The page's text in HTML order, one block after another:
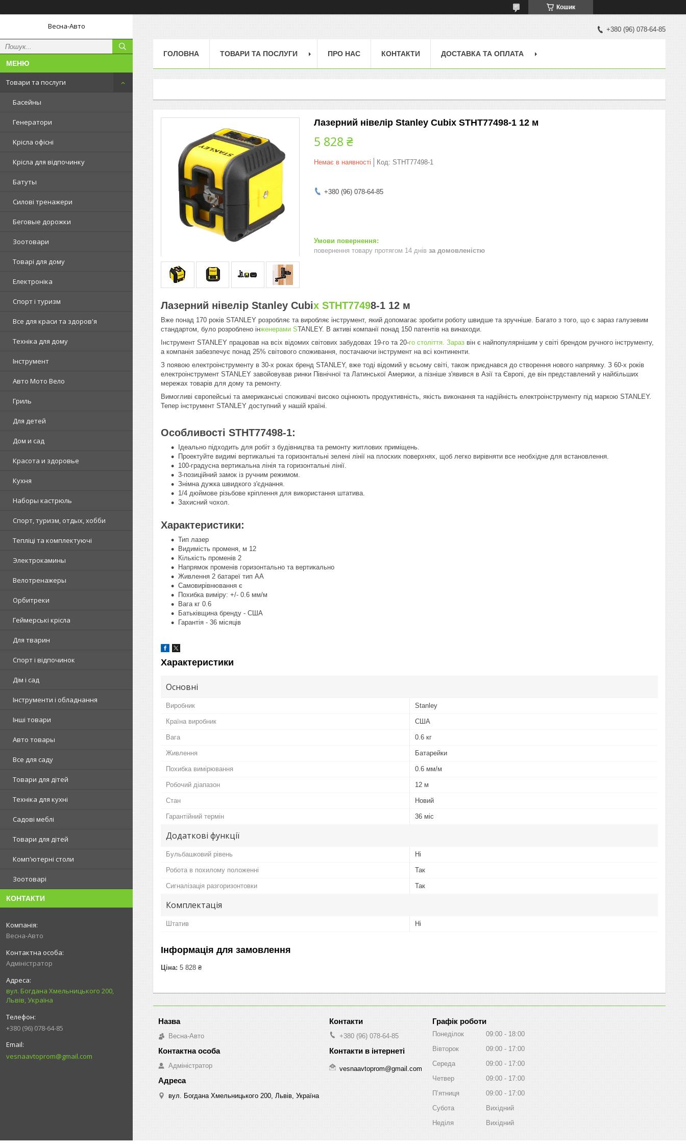
Кошик
Весна-Авто
Товари та послуги
Басейны
Генератори
Kрісла oфісні
Крісла для відпочинку
Батуты
Силові тренажери
Беговые дорожки
Зоотовари
Товарі для дому
Електроніка
Спорт і туризм
Все для краси та здоров'я
Техніка для дому
Інструмент
Авто Мото Вело
Гриль
Для детей
Дом и сад
Красота и здоровье
Кухня
Наборы кастрюль
Спорт, туризм, отдых, хобби
Тепліці та комплектуючі
Электрокамины
Велотренажеры
Орбитреки
Геймерські крісла
Для тварин
Спорт і відпочинок
Дім і сад
Інструменти і обладнання
Інші товари
Авто товары
Все для саду
Товари для дітей
Техніка для кухні
Садові меблі
Товари для дітей
Комп'ютерні столи
Зоотоварі
КОНТАКТИ
Весна-Авто
Адміністратор
вул. Богдана Хмельницького 200,
Львів, Україна
+380 (96) 078-64-85
vesnaavtoprom@gmail.com
+380 (96) 078-64-85
ГОЛОВНА ТОВАРИ ТА ПОСЛУГИ ПРО НАС КОНТАКТИ ДОСТАВКА ТА ОПЛАТА
Лазерний нівелір Stanley Cubix STHT77498-1 12 м
5 828 ₴
Немає в наявності Код: STHT77498-1
+380 (96) 078-64-85
повернення товару протягом 14 днів за домовленістю
Лазерний нівелір Stanley Cubix STHT77498-1 12 м
Вже понад 170 років STANLEY розробляє та виробляє інструмент, який допомагає зробити роботу швидше та зручніше. Багато з того, що є зараз галузевим
стандартом, було розроблено інженерами STANLEY. В активі компанії понад 150 патентів на винаходи.
Інструмент STANLEY працював на всіх відомих світових забудовах 19-го та 20-го століття. Зараз він є найпопулярнішим у світі брендом ручного інструменту,
а компанія забезпечує понад 25% світового споживання, постачаючи інструмент на всі континенти.
З появою електроінструменту в 30-х роках бренд STANLEY, вже тоді відомий у всьому світі, також приєднався до створення нового напрямку. З 60-х років
електроінструмент STANLEY завойовував ринки Північної та Латинської Америки, а пізніше з'явився в Азії та Європі, де він представлений у найбільших
мережах товарів для дому та ремонту.
Вимогливі європейські та американські споживачі високо оцінюють продуктивність, якість виконання та надійність електроінструменту під маркою STANLEY.
Тепер інструмент STANLEY доступний у нашій країні.
Особливості STHT77498-1:
Ідеально підходить для робіт з будівництва та ремонту житлових приміщень.
Проектуйте видимі вертикальні та горизонтальні зелені лінії на плоских поверхнях, щоб легко вирівняти все необхідне для встановлення.
100-градусна вертикальна лінія та горизонтальні лінії.
3-позиційний замок із ручним режимом.
Знімна дужка швидкого з'єднання.
1/4 дюймове різьбове кріплення для використання штатива.
Захисний чохол.
Характеристики:
Тип лазер
Видимість променя, м 12
Кількість променів 2
Напрямок променів горизонтально та вертикально
Живлення 2 батареї тип АА
Самовирівнювання є
Похибка виміру: +/- 0.6 мм/м
Вага кг 0.6
Батьківщина бренду - США
Гарантія - 36 місяців
Характеристики
Основні
Виробник Stanley
Країна виробник США
Вага 0.6 кг
Живлення Батарейки
Похибка вимірювання 0.6 мм/м
Робочий діапазон 12 м
Стан Новий
Гарантійний термін 36 міс
Додаткові функції
Бульбашковий рівень Ні
Робота в похилому положенні Так
Сигналізація разгоризонтовки Так
Комплектація
Штатив Ні
Інформація для замовлення
Ціна: 5 828 ₴
Весна-Авто
Адміністратор
вул. Богдана Хмельницького 200, Львів, Україна
+380 (96) 078-64-85
vesnaavtoprom@gmail.com
Графік роботи
Понеділок 09:00
18:00
Вівторок
09:00
17:00
Середа
09:00
17:00
Четвер
09:00
17:00
Пʼятниця
09:00
17:00
Субота
Вихідний
Неділя
Вихідний